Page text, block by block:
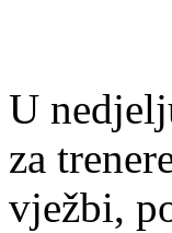
U
za
vježbi,